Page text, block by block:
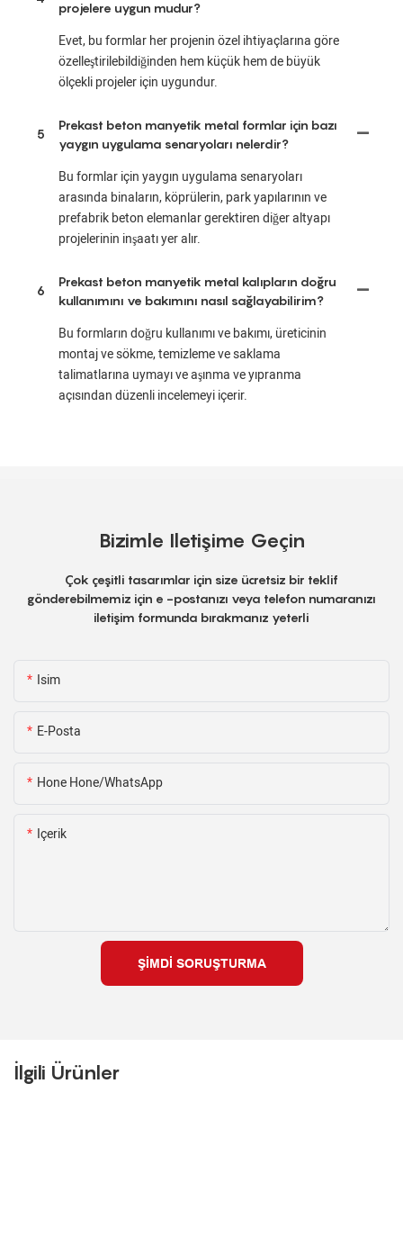
projelere uygun mudur?
Evet, bu formlar her projenin özel ihtiyaçlarına göre
özelleştirilebildiğinden hem küçük hem de büyük
ölçekli projeler için uygundur.
5
Prekast beton manyetik metal formlar için bazı
yaygın uygulama senaryoları nelerdir?
Bu formlar için yaygın uygulama senaryoları
arasında binaların, köprülerin, park yapılarının ve
prefabrik beton elemanlar gerektiren diğer altyapı
projelerinin inşaatı yer alır.
6
Prekast beton manyetik metal kalıpların doğru
kullanımını ve bakımını nasıl sağlayabilirim?
Bu formların doğru kullanımı ve bakımı, üreticinin
montaj ve sökme, temizleme ve saklama
talimatlarına uymayı ve aşınma ve yıpranma
açısından düzenli incelemeyi içerir.
Bizimle Iletişime Geçin
Çok çeşitli tasarımlar için size ücretsiz bir teklif
gönderebilmemiz için e -postanızı veya telefon numaranızı
iletişim formunda bırakmanız yeterli
Isim
E-Posta
Hone Hone/WhatsApp
Içerik
ŞIMDI SORUŞTURMA
İlgili Ürünler